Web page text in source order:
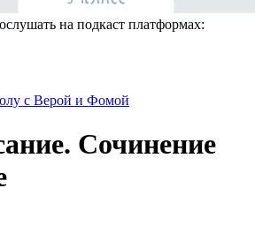
на подкаст платформах:
с Верой и Фомой
Сочинение